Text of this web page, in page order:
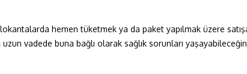
hemen tüketmek ya da paket yapılmak üzere
vadede buna bağlı olarak sağlık sorunları